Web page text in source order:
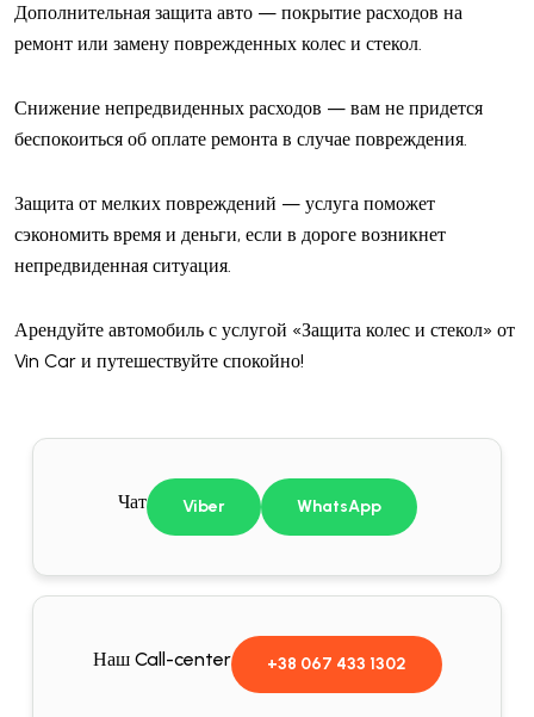
Дополнительная защита авто — покрытие расходов на
ремонт или замену поврежденных колес и стекол.
Снижение непредвиденных расходов — вам не придется
беспокоиться об оплате ремонта в случае повреждения.
Защита от мелких повреждений — услуга поможет
сэкономить время и деньги, если в дороге возникнет
непредвиденная ситуация.
Арендуйте автомобиль с услугой «Защита колес и стекол» от
Vin Car и путешествуйте спокойно!
Чат Viber WhatsApp
Наш Call-center +38 067 433 1302